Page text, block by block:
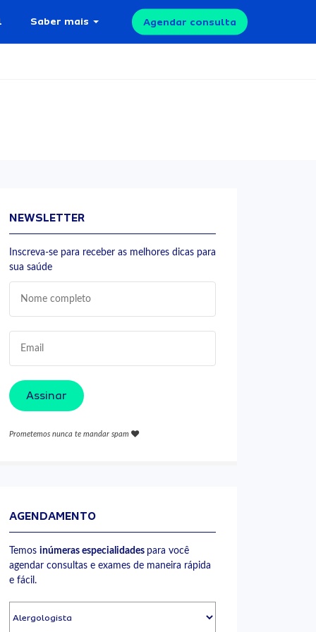
Saber mais Agendar consulta
NEWSLETTER
Inscreva-se para receber as melhores dicas para
sua saúde
Assinar
Prometemos nunca te mandar spam
AGENDAMENTO
Temos inúmeras especialidades para você
agendar consultas e exames de maneira rápida
e fácil.